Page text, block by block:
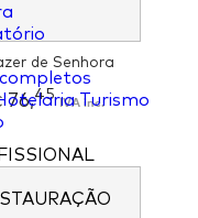
Turismo
de Senhora
76,45 IVA inc.